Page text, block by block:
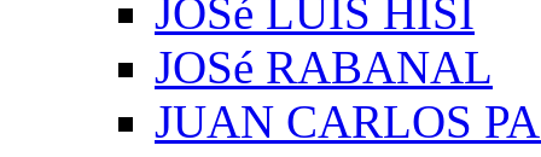
JOSé LUIS HISI
JOSé RABANAL
JUAN CARLOS